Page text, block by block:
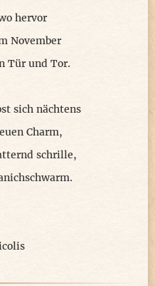
hervor
November
Tür und Tor.
sich nächtens
Charm,
schrille,